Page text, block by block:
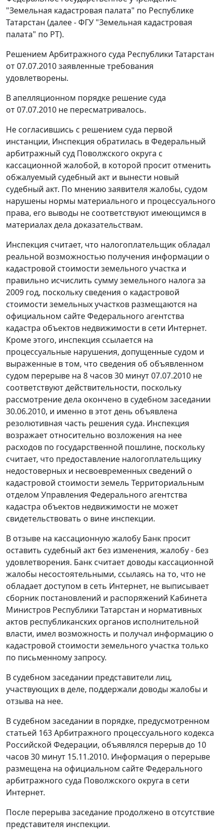
"Земельная кадастровая палата" по Республике
Татарстан (далее - ФГУ "Земельная кадастровая
палата" по РТ).
Решением Арбитражного суда Республики Татарстан
от 07.07.2010 заявленные требования
удовлетворены.
В апелляционном порядке решение суда
от 07.07.2010 не пересматривалось.
Не согласившись с решением суда первой
инстанции, Инспекция обратилась в Федеральный
арбитражный суд Поволжского округа с
кассационной жалобой, в которой просит отменить
обжалуемый судебный акт и вынести новый
судебный акт. По мнению заявителя жалобы, судом
нарушены нормы материального и процессуального
права, его выводы не соответствуют имеющимся в
материалах дела доказательствам.
Инспекция считает, что налогоплательщик обладал
реальной возможностью получения информации о
кадастровой стоимости земельного участка и
правильно исчислить сумму земельного налога за
2009 год, поскольку сведения о кадастровой
стоимости земельных участков размещаются на
официальном сайте Федерального агентства
кадастра объектов недвижимости в сети Интернет.
Кроме этого, инспекция ссылается на
процессуальные нарушения, допущенные судом и
выраженные в том, что сведения об объявленном
судом перерыве на 8 часов 30 минут 07.07.2010 не
соответствуют действительности, поскольку
рассмотрение дела окончено в судебном заседании
30.06.2010, и именно в этот день объявлена
резолютивная часть решения суда. Инспекция
возражает относительно возложения на нее
расходов по государственной пошлине, поскольку
считает, что предоставление налогоплательщику
недостоверных и несвоевременных сведений о
кадастровой стоимости земель Территориальным
отделом Управления Федерального агентства
кадастра объектов недвижимости не может
свидетельствовать о вине инспекции.
В отзыве на кассационную жалобу Банк просит
оставить судебный акт без изменения, жалобу - без
удовлетворения. Банк считает доводы кассационной
жалобы несостоятельными, ссылаясь на то, что не
обладает доступом в сеть Интернет, не выписывает
сборник постановлений и распоряжений Кабинета
Министров Республики Татарстан и нормативных
актов республиканских органов исполнительной
власти, имел возможность и получал информацию о
кадастровой стоимости земельного участка только
по письменному запросу.
В судебном заседании представители лиц,
участвующих в деле, поддержали доводы жалобы и
отзыва на нее.
В судебном заседании в порядке, предусмотренном
статьей 163Арбитражного процессуального кодекса
Российской Федерации, объявлялся перерыв до 10
часов 30 минут 15.11.2010. Информация о перерыве
размещена на официальном сайте Федерального
арбитражного суда Поволжского округа в сети
Интернет.
После перерыва заседание продолжено в отсутствие
представителя инспекции.